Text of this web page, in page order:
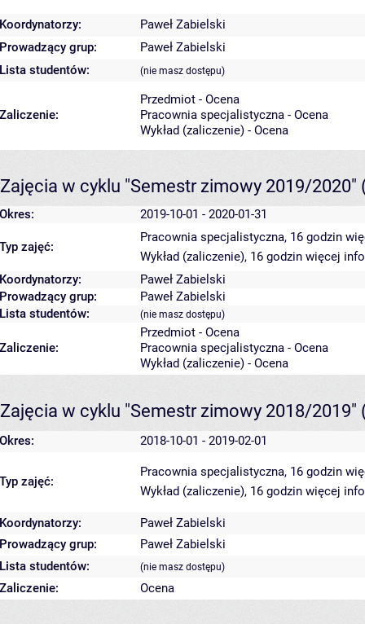
Koordynatorzy:
Paweł Zabielski
Prowadzący grup:
Paweł Zabielski
Lista studentów:
(nie masz dostępu)
Zaliczenie:
Przedmiot - Ocena
Pracownia specjalistyczna - Ocena
Wykład (zaliczenie) - Ocena
Zajęcia w cyklu "Semestr zimowy 2019/2020"
Okres: 2019-10-01 - 2020-01-31
Typ zajęć:
Pracownia specjalistyczna, 16 godzin
Wykład (zaliczenie), 16 godzin więcej
Koordynatorzy:
Paweł Zabielski
Prowadzący grup:
Paweł Zabielski
Lista studentów:
(nie masz dostępu)
Zaliczenie:
Przedmiot - Ocena
Pracownia specjalistyczna - Ocena
Wykład (zaliczenie) - Ocena
Zajęcia w cyklu "Semestr zimowy 2018/2019"
Okres: 2018-10-01 - 2019-02-01
Typ zajęć:
Pracownia specjalistyczna, 16 godzin
Wykład (zaliczenie), 16 godzin więcej
Koordynatorzy:
Paweł Zabielski
Prowadzący grup:
Paweł Zabielski
Lista studentów:
(nie masz dostępu)
Zaliczenie: Ocena